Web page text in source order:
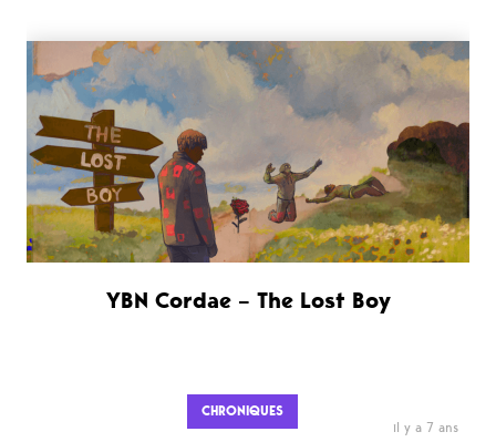
YBN Cordae – The Lost Boy
CHRONIQUES
il y a 7 ans